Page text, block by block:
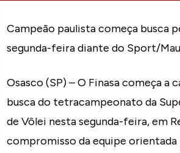
Campeão paulista começa busca
segunda-feira diante do Sport/
Osasco (SP) – O Finasa começa a
busca do tetracampeonato da
de Vôlei nesta segunda-feira, em
compromisso da equipe